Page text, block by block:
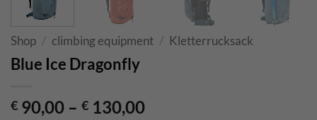
Shop / climbing equipment / Kletterrucksack
Blue Ice Dragonfly
€ 90,00 – € 130,00